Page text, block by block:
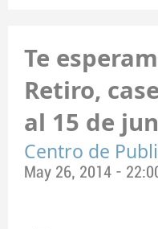
Te
Retiro,
al 15 de
Centro de
May 26, 2014 -